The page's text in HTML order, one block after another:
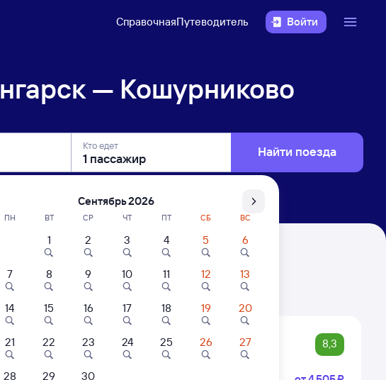
СправочнаяПутеводитель Войти
— Кошурниково
Кто едет Найти поезда
времени. Цены за 1 пассажира
8,3
Сентябрь 2026
ПН ВТ СР ЧТ ПТ СБ ВС
1 2 3 4 5 6
7 8 9 10 11 12 13
14 15 16 17 18 19 20
21 22 23 24 25 26 27
28 29 30